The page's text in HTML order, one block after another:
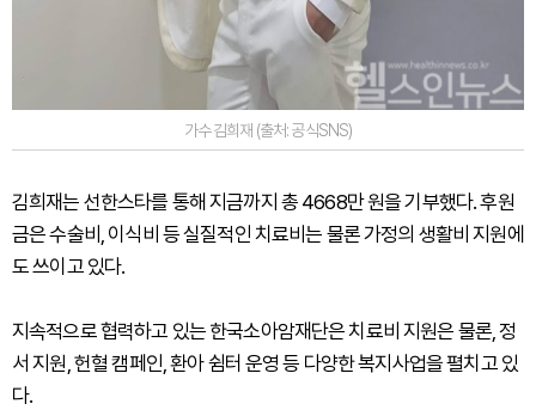
가수 김희재 (출처: 공식SNS)
김희재는 선한스타를 통해 지금까지 총 4668만 원을 기부했다. 후원
금은 수술비, 이식비 등 실질적인 치료비는 물론 가정의 생활비 지원에
도 쓰이고 있다.
지속적으로 협력하고 있는 한국소아암재단은 치료비 지원은 물론, 정
서 지원, 헌혈 캠페인, 환아 쉼터 운영 등 다양한 복지사업을 펼치고 있
다.